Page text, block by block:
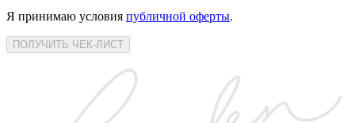
Я принимаю условия публичной оферты.
ПОЛУЧИТЬ ЧЕК-ЛИСТ